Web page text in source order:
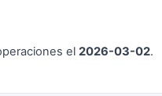
el 2026-03-02.